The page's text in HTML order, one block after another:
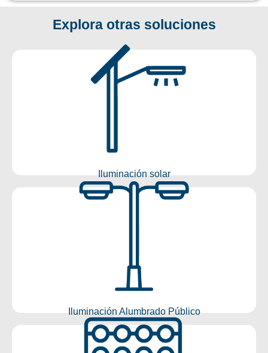
Explora otras soluciones
Iluminación solar
Iluminación Solar
Iluminación Alumbrado Público